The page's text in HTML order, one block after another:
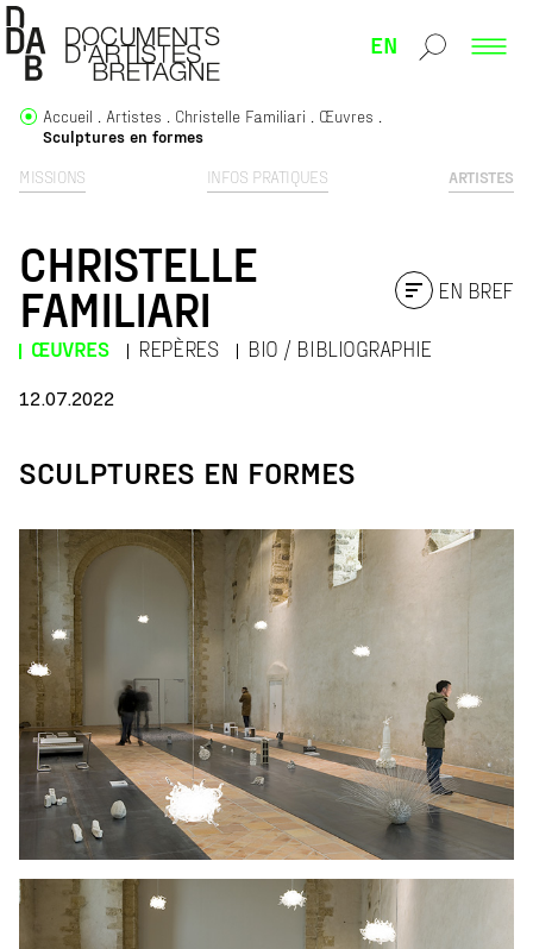
EN
MISSIONS INFOS PRATIQUES ARTISTES
Accueil Artistes Christelle Familiari
Œuvres
Sculptures en formes
CHRISTELLE
FAMILIARI
ŒUVRES REPÈRES BIO / BIBLIOGRAPHIE
EN BREF
12.07.2022
SCULPTURES EN FORMES